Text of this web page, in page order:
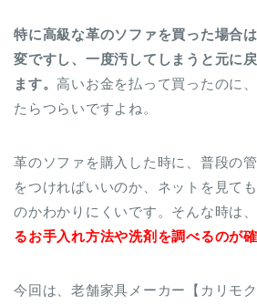
特に高級な革のソファを買った場合
変ですし、一度汚してしまうと元に
ます。高いお金を払って買ったのに
たらつらいですよね。
革のソファを購入した時に、普段の
をつければいいのか、ネットを見て
のかわかりにくいです。そんな時は、
るお手入れ方法や洗剤を調べるのが確
今回は、老舗家具メーカー【カリモ